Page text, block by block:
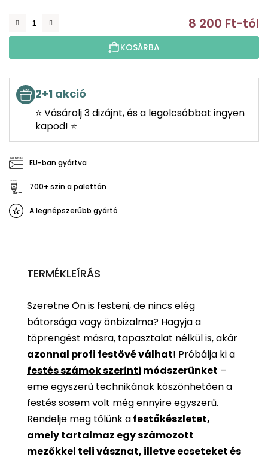
8 200 Ft-tól
KOSÁRBA
2+1 akció
⭐ Vásárolj 3 dizájnt, és a legolcsóbbat ingyen
kapod! ⭐
EU-ban gyártva
700+ szín a palettán
A legnépszerűbb gyártó
TERMÉKLEÍRÁS
Szeretne Ön is festeni, de nincs elég
bátorsága vagy önbizalma? Hagyja a
töprengést másra, tapasztalat nélkül is, akár
azonnal profi festővé válhat! Próbálja ki a
festés számok szerinti módszerünket –
eme egyszerű technikának köszönhetően a
festés sosem volt még ennyire egyszerű.
Rendelje meg tőlünk afestőkészletet,
amely tartalmaz egy számozott
mezőkkel teli vásznat, illetve ecseteket és